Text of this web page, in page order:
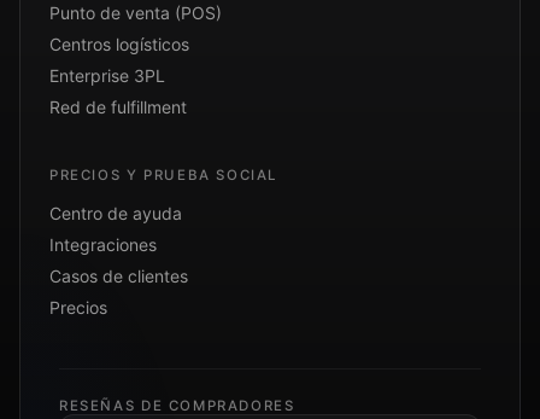
Punto de venta (POS)
Centros logísticos
Enterprise 3PL
Red de fulfillment
PRECIOS Y PRUEBA SOCIAL
Centro de ayuda
Integraciones
Casos de clientes
Precios
RESEÑAS DE COMPRADORES